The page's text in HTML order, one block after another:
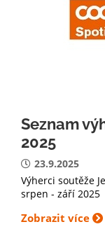
Seznam
2025
23.9.2025
Výherci soutěže
srpen - září 2025
Zobrazit více